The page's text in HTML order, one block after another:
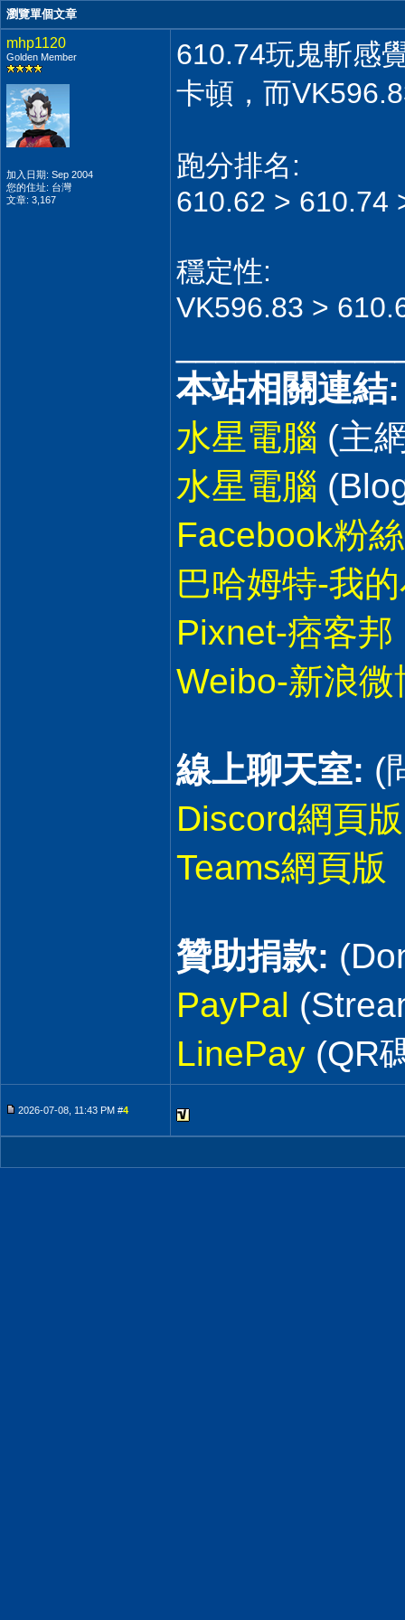
瀏覽單個文章
mhp1120
Golden Member
加入日期: Sep 2004
您的住址: 台灣
文章: 3,167
610.74玩鬼斬感
卡頓，而
跑分排名:
610.62 > 610.74
穩定性:
VK596.83 >
本站相關連結:
水星電腦 (主
水星電腦
Facebook粉
巴哈姆特-我
Pixnet-痞客邦
Weibo-新浪微
線上聊天室: (
Discord網頁版
Teams網頁版
贊助捐款:
PayPal
LinePay (QR
2026-07-08, 11:43 PM #4